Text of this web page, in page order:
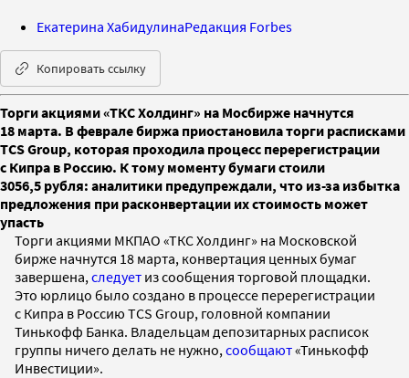
Екатерина ХабидулинаРедакция Forbes
Копировать ссылку
Торги акциями «ТКС Холдинг» на Мосбирже начнутся
18 марта. В феврале биржа приостановила торги расписками
TCS Group, которая проходила процесс перерегистрации
с Кипра в Россию. К тому моменту бумаги стоили
3056,5 рубля: аналитики предупреждали, что из-за избытка
предложения при расконвертации их стоимость может
упасть
Торги акциями МКПАО «ТКС Холдинг» на Московской
бирже начнутся 18 марта, конвертация ценных бумаг
завершена, следует из сообщения торговой площадки.
Это юрлицо было создано в процессе перерегистрации
с Кипра в Россию TCS Group, головной компании
Тинькофф Банка. Владельцам депозитарных расписок
группы ничего делать не нужно, сообщают«Тинькофф
Инвестиции».